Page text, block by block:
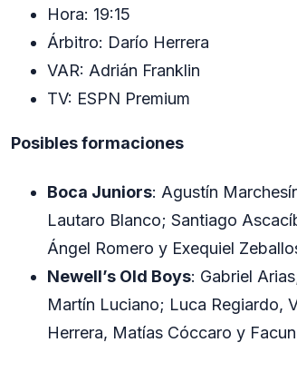
Hora: 19:15
Árbitro: Darío Herrera
VAR: Adrián Franklin
TV: ESPN Premium
Posibles formaciones
Boca Juniors: Agustín
Lautaro Blanco; Santiago
Ángel Romero y Exequiel
Newell’s Old Boys: Gabriel
Martín Luciano; Luca Regiardo,
Herrera, Matías Cóccaro y